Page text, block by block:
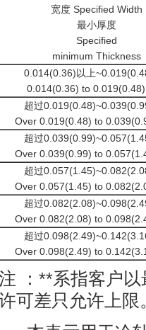
宽度 Specified Width
最小厚度
Specified
minimum Thickness
0.014(0.36)以上
0.014(0.36) to
超过
Over 0.019(0.48) to
超过
Over 0.039(0.99) to
超过
Over 0.057(1.45) to
超过
Over 0.082(2.08) to
超过
Over 0.098(2.49) to
：**系指客户
可差只允许上限